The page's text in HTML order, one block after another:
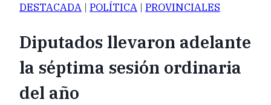
DESTACADA | POLÍTICA | PROVINCIALES
Diputados llevaron adelante
la séptima sesión ordinaria
del año